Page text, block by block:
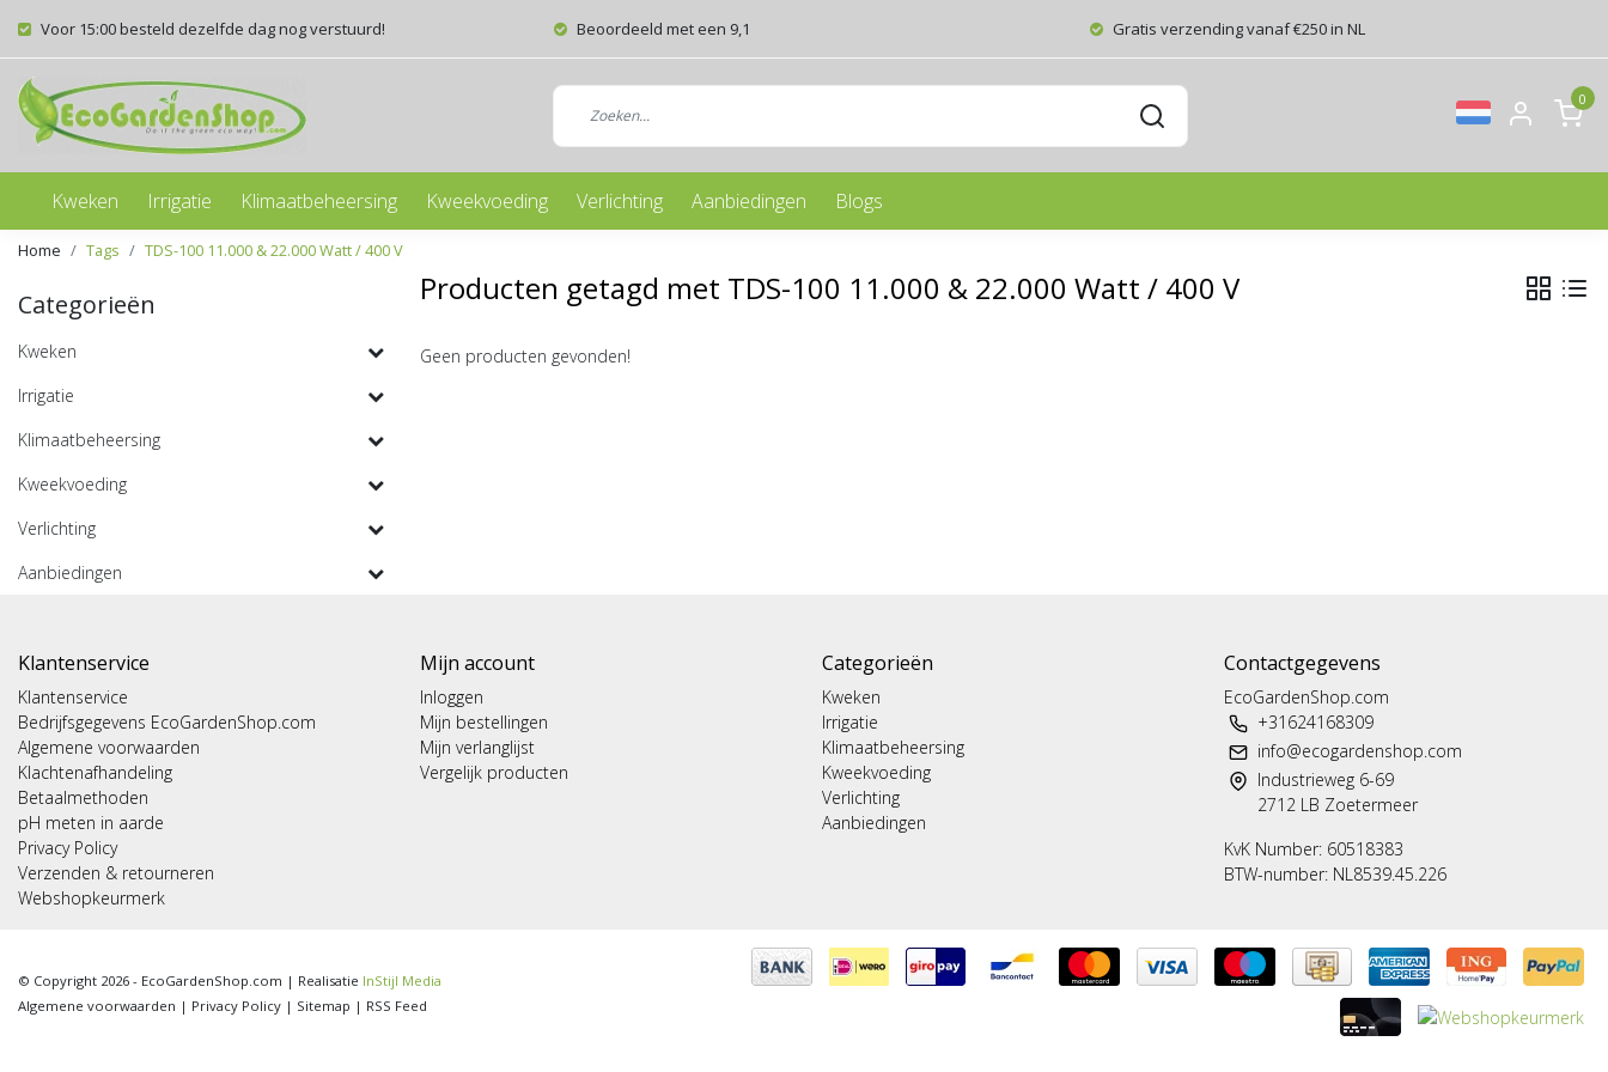
Voor 15:00 besteld dezelfde dag nog verstuurd! Beoordeeld met een 9,1 Gratis verzending vanaf €250 in NL
0
Kweken Irrigatie Klimaatbeheersing Kweekvoeding Verlichting Aanbiedingen Blogs
Home Tags TDS-100 11.000 & 22.000 Watt / 400 V
Categorieën
Kweken
Irrigatie
Klimaatbeheersing
Kweekvoeding
Verlichting
Aanbiedingen
Producten getagd met TDS-100 11.000 & 22.000 Watt / 400 V
Geen producten gevonden!
Klantenservice
Klantenservice
Bedrijfsgegevens EcoGardenShop.com
Algemene voorwaarden
Klachtenafhandeling
Betaalmethoden
pH meten in aarde
Privacy Policy
Verzenden & retourneren
Webshopkeurmerk
Mijn account
Inloggen
Mijn bestellingen
Mijn verlanglijst
Vergelijk producten
Categorieën
Kweken
Irrigatie
Klimaatbeheersing
Kweekvoeding
Verlichting
Aanbiedingen
Contactgegevens
EcoGardenShop.com
+31624168309
info@ecogardenshop.com
Industrieweg 6-69
2712 LB Zoetermeer
KvK Number: 60518383
BTW-number: NL8539.45.226
© Copyright 2026 - EcoGardenShop.com | Realisatie InStijl Media
Algemene voorwaarden | Privacy Policy | Sitemap | RSS Feed